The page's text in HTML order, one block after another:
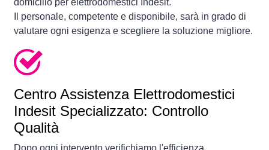
domicilio per elettrodomestici Indesit.
Il personale, competente e disponibile, sarà in grado di
valutare ogni esigenza e scegliere la soluzione migliore.
Centro Assistenza Elettrodomestici
Indesit Specializzato: Controllo
Qualità